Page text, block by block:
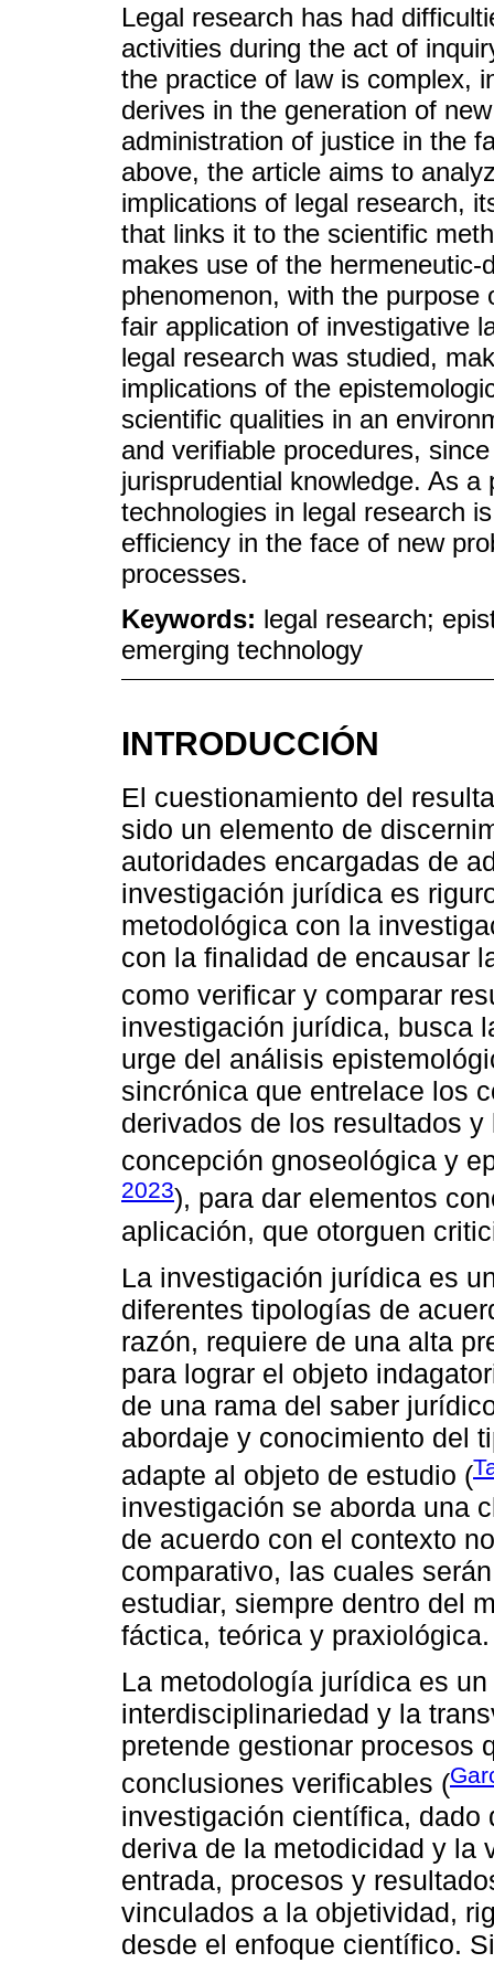
Legal research has had
activities during the act of
the practice of law is complex,
derives in the generation of
administration of justice in the
above, the article aims to
implications of legal research,
that links it to the scientific
makes use of the
phenomenon, with the
fair application of investigative
legal research was studied,
implications of the
scientific qualities in an
and verifiable procedures,
jurisprudential knowledge. As
technologies in legal research
efficiency in the face of new
processes.
Keywords: legal research;
emerging technology
INTRODUCCIÓN
El cuestionamiento del
sido un elemento de
autoridades encargadas de
investigación jurídica es
metodológica con la
con la finalidad de encausar
como verificar y comparar
investigación jurídica, busca
urge del análisis
sincrónica que entrelace los
derivados de los resultados
concepción gnoseológica y
2023), para dar elementos
aplicación, que otorguen
La investigación jurídica es
diferentes tipologías de
razón, requiere de una alta
para lograr el objeto
de una rama del saber
abordaje y conocimiento del
adapte al objeto de estudio (
investigación se aborda una
de acuerdo con el contexto
comparativo, las cuales
estudiar, siempre dentro del
fáctica, teórica y praxiológica.
La metodología jurídica es
interdisciplinariedad y la
pretende gestionar procesos
conclusiones verificables (
investigación científica,
deriva de la metodicidad y la
entrada, procesos y
vinculados a la objetividad,
desde el enfoque científico.